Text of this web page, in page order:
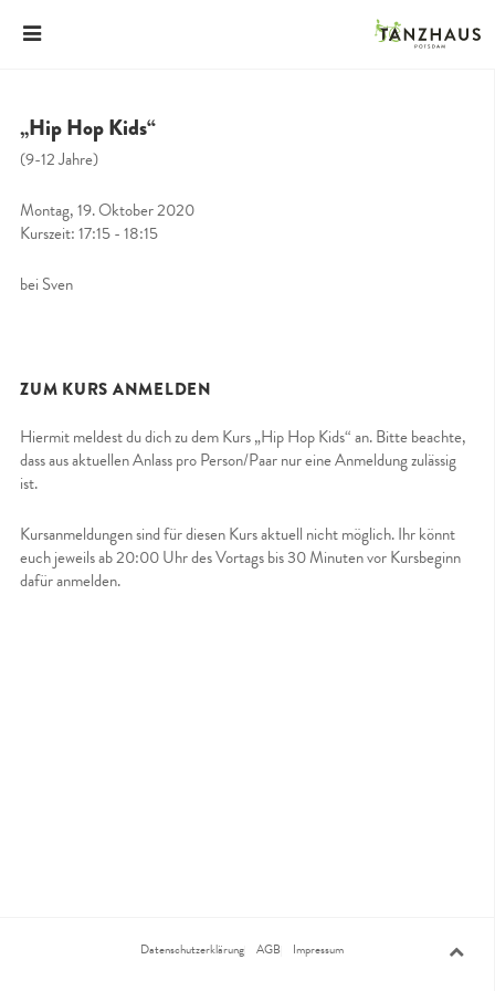
„Hip Hop Kids“
(9-12 Jahre)
Montag, 19. Oktober 2020
Kurszeit: 17:15 - 18:15
bei Sven
ZUM KURS ANMELDEN
Hiermit meldest du dich zu dem Kurs „Hip Hop Kids“ an. Bitte beachte,
dass aus aktuellen Anlass pro Person/Paar nur eine Anmeldung zulässig
ist.
Kursanmeldungen sind für diesen Kurs aktuell nicht möglich. Ihr könnt
euch jeweils ab 20:00 Uhr des Vortags bis 30 Minuten vor Kursbeginn
dafür anmelden.
Datenschutzerklärung AGB Impressum